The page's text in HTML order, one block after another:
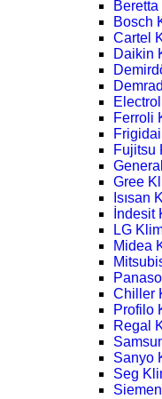
Bosch
Cartel
Daikin
Ferroli
Fujitsu
Gree
Isısan
İndesit
LG
Midea
Chiller
Profilo
Regal
Sanyo
Seg